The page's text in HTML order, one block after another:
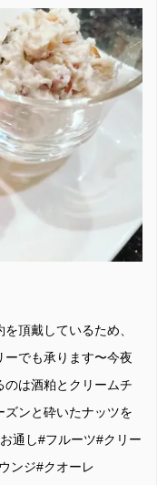
頂戴しているため、
でも承ります〜今夜
は酒粕とクリームチ
ズンと砕いたナッツを
通し#フルーツ#クリー
ンジ#クオーレ